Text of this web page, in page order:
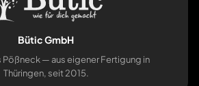
Bütic GmbH
Pößneck — aus eigener Fertigung in
Thüringen, seit 2015.